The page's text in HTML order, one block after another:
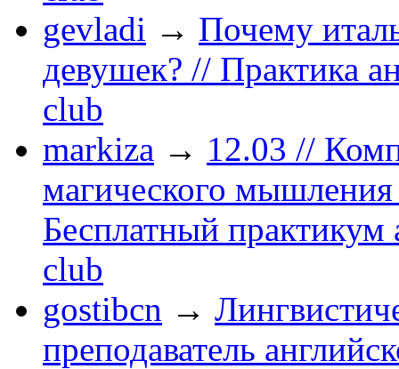
gevladi → Почему
девушек? // Практика
club
markiza → 12.03 //
магического
Бесплатный практикум
club
gostibcn →
преподаватель